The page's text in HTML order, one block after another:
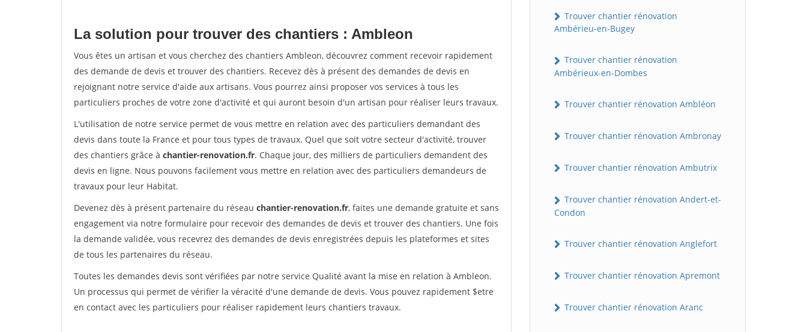
La solution pour trouver des chantiers : Ambleon
Vous êtes un artisan et vous cherchez des chantiers Ambleon, découvrez comment recevoir rapidement
des demande de devis et trouver des chantiers. Recevez dès à présent des demandes de devis en
rejoignant notre service d'aide aux artisans. Vous pourrez ainsi proposer vos services à tous les
particuliers proches de votre zone d'activité et qui auront besoin d'un artisan pour réaliser leurs travaux.
L'utilisation de notre service permet de vous mettre en relation avec des particuliers demandant des
devis dans toute la France et pour tous types de travaux. Quel que soit votre secteur d'activité, trouver
des chantiers grâce à chantier-renovation.fr. Chaque jour, des milliers de particuliers demandent des
devis en ligne. Nous pouvons facilement vous mettre en relation avec des particuliers demandeurs de
travaux pour leur Habitat.
Devenez dès à présent partenaire du réseau chantier-renovation.fr, faites une demande gratuite et sans
engagement via notre formulaire pour recevoir des demandes de devis et trouver des chantiers. Une fois
la demande validée, vous recevrez des demandes de devis enregistrées depuis les plateformes et sites
de tous les partenaires du réseau.
Toutes les demandes devis sont vérifiées par notre service Qualité avant la mise en relation à Ambleon.
Un processus qui permet de vérifier la véracité d'une demande de devis. Vous pouvez rapidement $etre
en contact avec les particuliers pour réaliser rapidement leurs chantiers travaux.
Trouver chantier rénovation
Ambérieu-en-Bugey
Trouver chantier rénovation
Ambérieux-en-Dombes
Trouver chantier rénovation Ambléon
Trouver chantier rénovation Ambronay
Trouver chantier rénovation Ambutrix
Trouver chantier rénovation Andert-et-
Condon
Trouver chantier rénovation Anglefort
Trouver chantier rénovation Apremont
Trouver chantier rénovation Aranc